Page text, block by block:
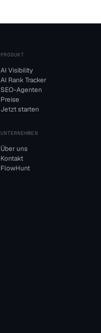
PRODUKT
AI Visibility
AI Rank Tracker
SEO-Agenten
Preise
Jetzt starten
UNTERNEHMEN
Über uns
Kontakt
FlowHunt